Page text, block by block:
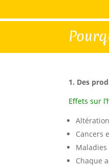
1. Des
Effets sur
Cancers
Chaque